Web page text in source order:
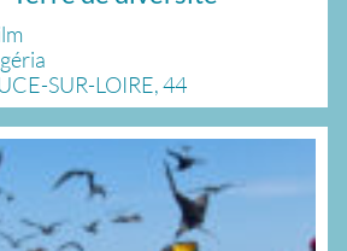
SUR-LOIRE, 44